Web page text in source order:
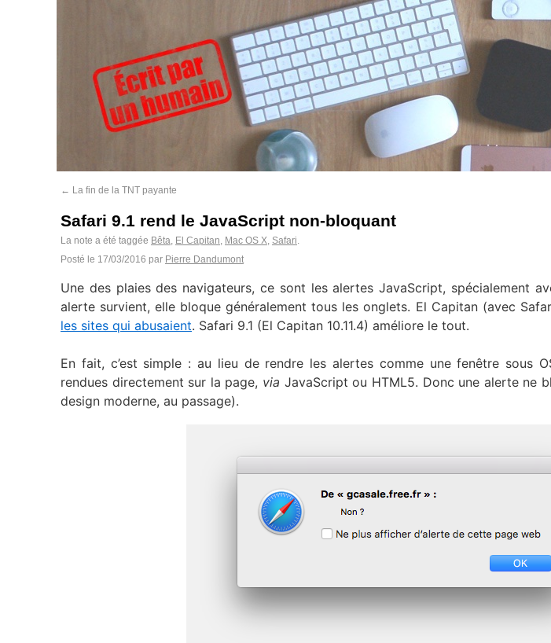
← La fin de la TNT payante
Safari 9.1 rend le JavaScript non-bloquant
La note a été taggée Bêta, El Capitan, Mac OS X, Safari.
Posté le 17/03/2016 par Pierre Dandumont
Une des plaies des navigateurs, ce sont les alertes JavaScript, spécialement
alerte survient, elle bloque généralement tous les onglets. El Capitan (avec
les sites qui abusaient. Safari 9.1 (El Capitan 10.11.4) améliore le tout.
En fait, c’est simple : au lieu de rendre les alertes comme une fenêtre sous
rendues directement sur la page, via JavaScript ou HTML5. Donc une alerte ne
design moderne, au passage).